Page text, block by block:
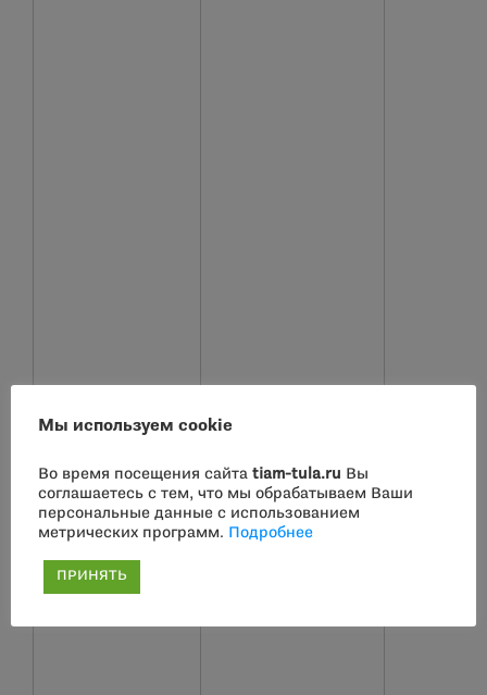
Мы используем cookie
Во время посещения сайта tiam-tula.ru Вы
соглашаетесь с тем, что мы обрабатываем Ваши
персональные данные с использованием
метрических программ.
Подробнее
ПРИНЯТЬ